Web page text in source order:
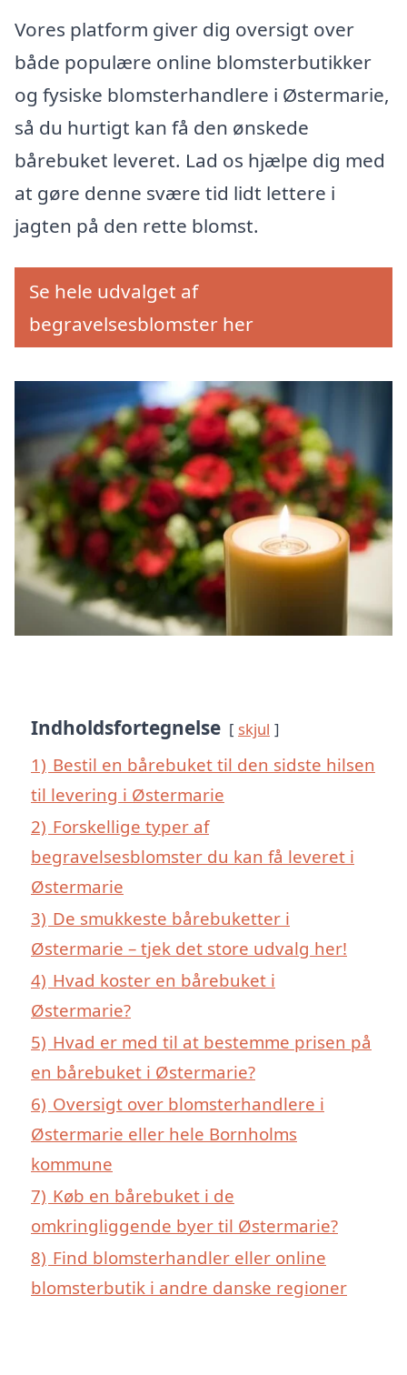
Vores platform giver dig oversigt over
både populære online blomsterbutikker
og fysiske blomsterhandlere i Østermarie,
så du hurtigt kan få den ønskede
bårebuket leveret. Lad os hjælpe dig med
at gøre denne svære tid lidt lettere i
jagten på den rette blomst.
Se hele udvalget af
begravelsesblomster her
Indholdsfortegnelse skjul
1) Bestil en bårebuket til den sidste hilsen
til levering i Østermarie
2) Forskellige typer af
begravelsesblomster du kan få leveret i
Østermarie
3) De smukkeste bårebuketter i
Østermarie – tjek det store udvalg her!
4) Hvad koster en bårebuket i
Østermarie?
5) Hvad er med til at bestemme prisen på
en bårebuket i Østermarie?
6) Oversigt over blomsterhandlere i
Østermarie eller hele Bornholms
kommune
7) Køb en bårebuket i de
omkringliggende byer til Østermarie?
8) Find blomsterhandler eller online
blomsterbutik i andre danske regioner